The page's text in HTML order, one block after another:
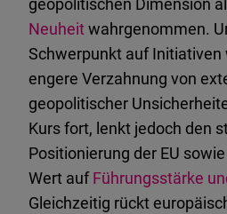
Neuheitwahrgenommen.
Schwerpunkt auf Initiativen
engere Verzahnung von
geopolitischer
Kurs fort, lenkt jedoch den
Positionierung der EU
Wert aufFührungsstärke
Gleichzeitig rückt